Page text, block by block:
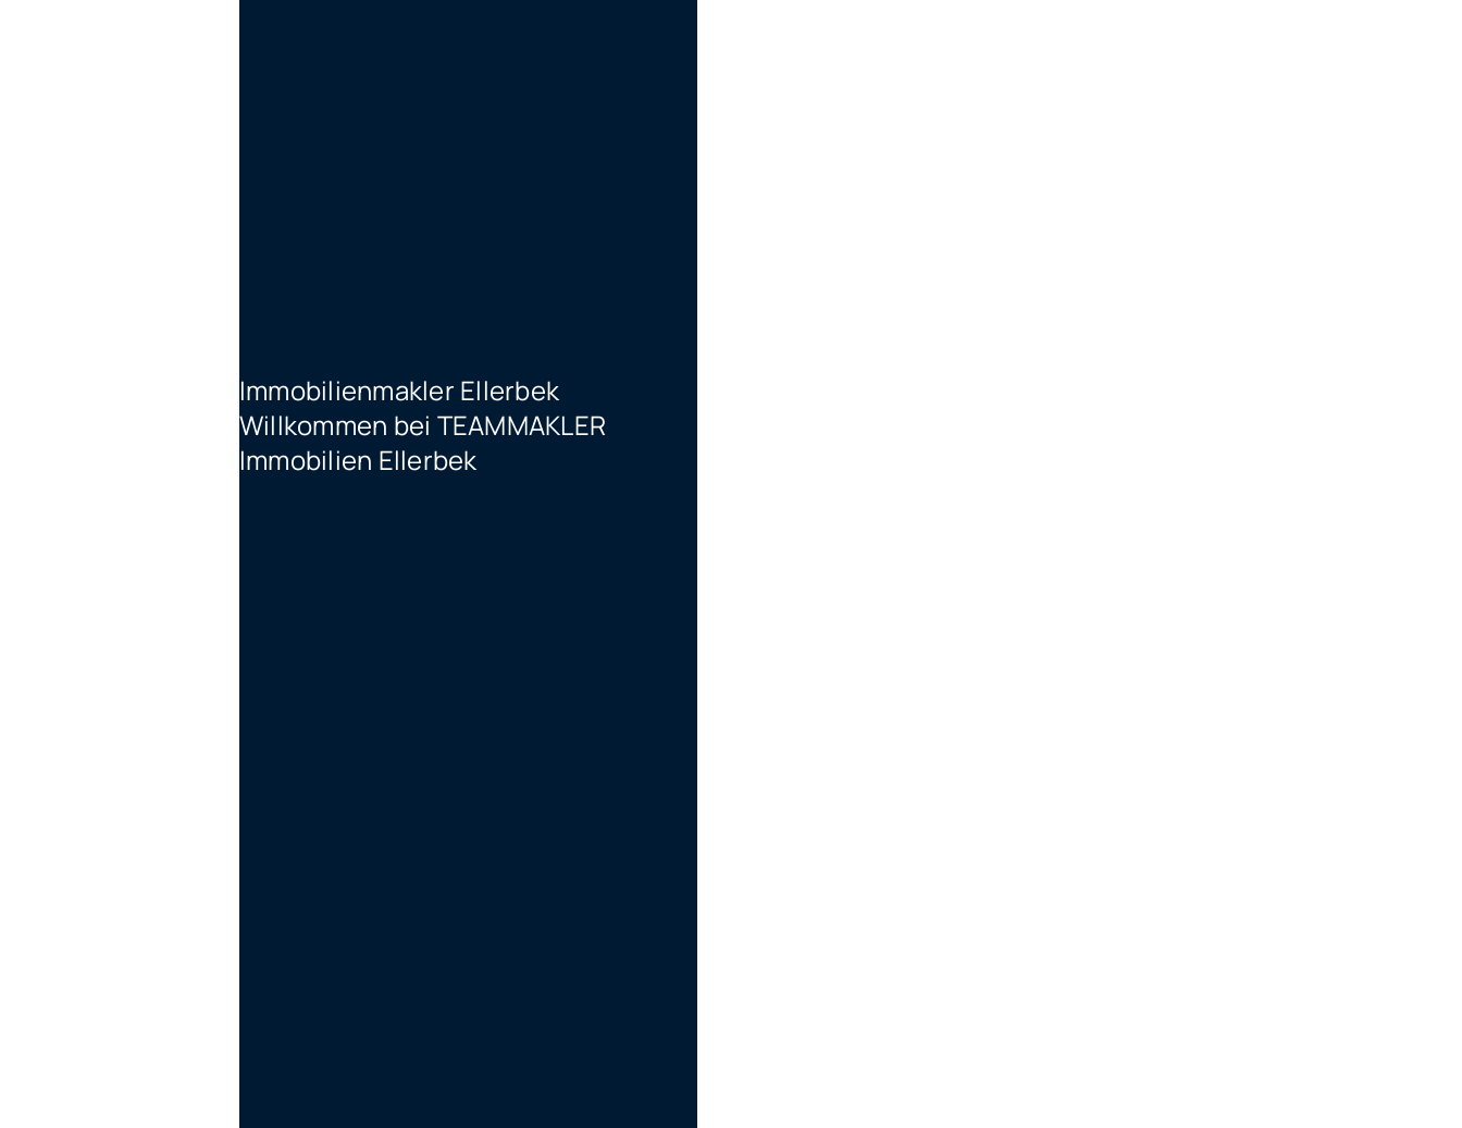
Immobilienmakler Ellerbek
Willkommen bei TEAMMAKLER
Immobilien Ellerbek